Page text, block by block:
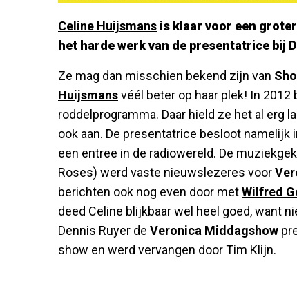
Celine Huijsmans is klaar voor een
het harde werk van de presentatrice bij
Ze mag dan misschien bekend zijn van
Huijsmansvéél beter op haar plek! In
roddelprogramma. Daar hield ze het al erg
ook aan. De presentatrice besloot namelijk
een entree in de radiowereld. De
Roses) werd vaste nieuwslezeres voor
berichten ook nog even door metWilfred
deed Celine blijkbaar wel heel goed, want
Dennis Ruyer de Veronica Middagshow
show en werd vervangen door Tim Klijn.